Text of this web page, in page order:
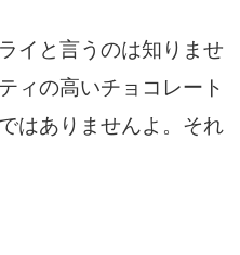
イと言うのは知りませ
ィの高いチョコレート
はありませんよ。それ